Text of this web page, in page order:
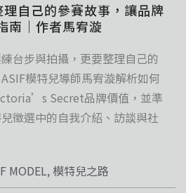
自己的參賽故事，讓品牌
南｜作者馬宥漩
台步與拍攝，更要整理自己的
模特兒導師馬宥漩解析如何
Secret品牌價值，並準
徵選中的自我介紹、訪談與社
MODEL,模特兒之路